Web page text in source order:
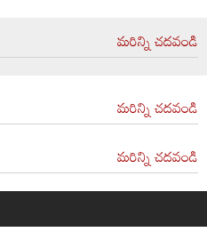
మరిన్ని చదవండి
మరిన్ని చదవండి
మరిన్ని చదవండి